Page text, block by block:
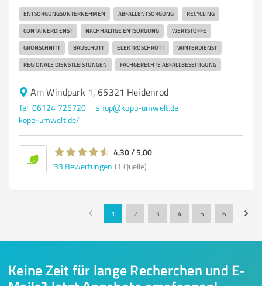
ENTSORGUNGSUNTERNEHMEN ABFALLENTSORGUNG RECYCLING
CONTAINERDIENST NACHHALTIGE ENTSORGUNG WERTSTOFFE
GRÜNSCHNITT BAUSCHUTT ELEKTROSCHROTT WINTERDIENST
REGIONALE DIENSTLEISTUNGEN FACHGERECHTE ABFALLBESEITIGUNG
Am Windpark 1, 65321 Heidenrod
Tel. 06124 725720
shop@kopp-umwelt.de
kopp-umwelt.de/
4,30 / 5,00
33 Bewertungen (1 Quelle)
1 2 3 4 5 6
Keine Zeit für lange Recherchen und E-